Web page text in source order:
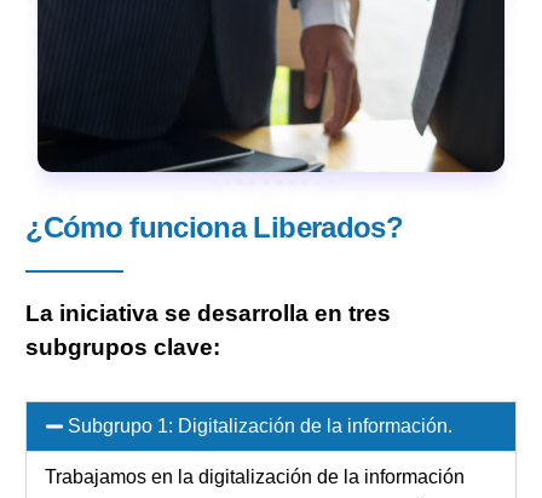
¿Cómo funciona Liberados?
La iniciativa se desarrolla en tres
subgrupos clave:
Subgrupo 1: Digitalización de la información.
Trabajamos en la digitalización de la información